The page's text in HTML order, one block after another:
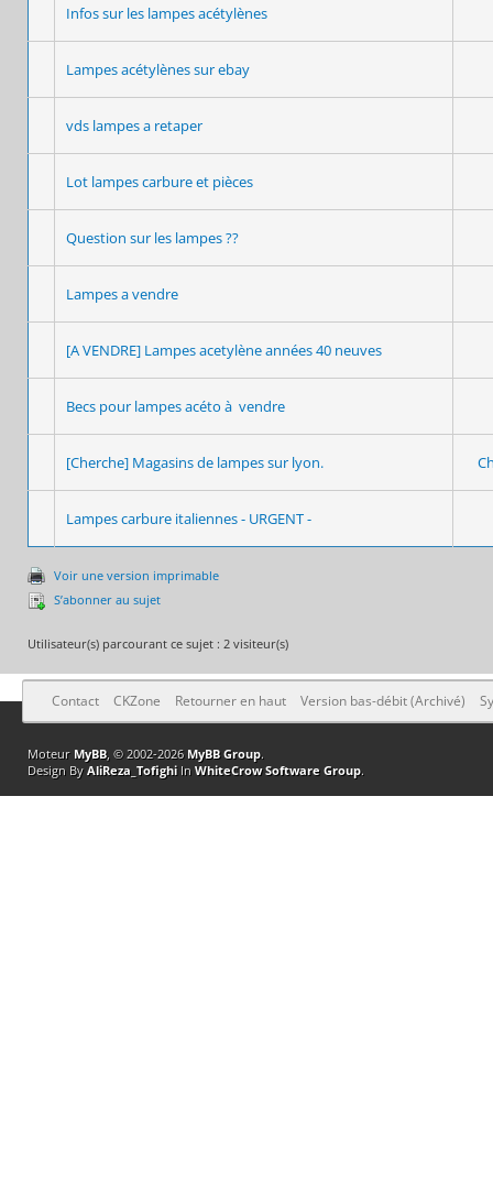
Infos sur les lampes acétylènes
Lampes acétylènes sur ebay
vds lampes a retaper
Lot lampes carbure et pièces
Question sur les lampes ??
Lampes a vendre
[A VENDRE] Lampes acetylène années 40 neuves
Becs pour lampes acéto à vendre
[Cherche] Magasins de lampes sur lyon.
Lampes carbure italiennes - URGENT -
Voir une version imprimable
S’abonner au sujet
Utilisateur(s) parcourant ce sujet : 2 visiteur(s)
Contact CKZone Retourner en haut Version bas-débit (Archivé)
Moteur MyBB, © 2002-2026 MyBB Group.
Design By AliReza_TofighiIn WhiteCrow Software Group.